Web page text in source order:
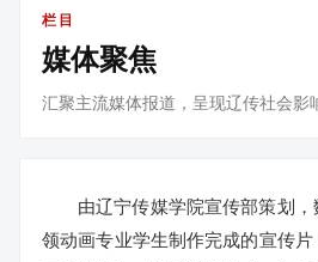
栏目
媒体聚焦
汇聚主流媒体报道，呈现辽传社会影
由辽宁传媒学院宣传部策划
领动画专业学生制作完成的宣传